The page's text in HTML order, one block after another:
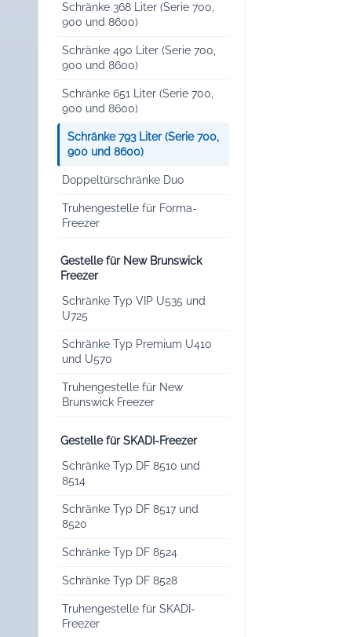
Schränke 368 Liter (Serie 700,
900 und 8600)
Schränke 490 Liter (Serie 700,
900 und 8600)
Schränke 651 Liter (Serie 700,
900 und 8600)
Schränke 793 Liter (Serie 700,
900 und 8600)
Doppeltürschränke Duo
Truhengestelle für Forma-
Freezer
Gestelle für New Brunswick
Freezer
Schränke Typ VIP U535 und
U725
Schränke Typ Premium U410
und U570
Truhengestelle für New
Brunswick Freezer
Gestelle für SKADI-Freezer
Schränke Typ DF 8510 und
8514
Schränke Typ DF 8517 und
8520
Schränke Typ DF 8524
Schränke Typ DF 8528
Truhengestelle für SKADI-
Freezer